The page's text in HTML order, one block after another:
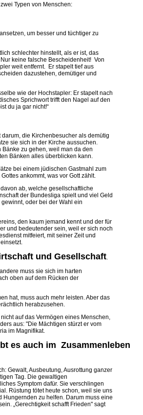
Typen von Menschen:
um besser und tüchtiger zu
schlechter hinstellt, als er ist, das
keine falsche Bescheidenheit! Von
weit entfernt. Er stapelt tief aus
dazustehen, demütiger und
wie der Hochstapler: Er stapelt nach
Sprichwort trifft den Nagel auf den
du ja gar nicht!“
die Kirchenbesucher als demütig
sie sich in der Kirche aussuchen.
zu gehen, weil man da den
Bänken alles überblicken kann.
bei einem jüdischen Gastmahl zum
ankommt, was vor Gott zählt.
ab, welche gesellschaftliche
der Bundesliga spielt und viel Geld
oder bei der Wahl ein
den kaum jemand kennt und der für
und bedeutender sein, weil er sich noch
mitfeiert, mit seiner Zeit und
und Gesellschaft.
muss sie sich im harten
oben auf dem Rücken der
hat, muss auch mehr leisten. Aber das
herabzusehen.
auf das Vermögen eines Menschen,
aus: "Die Mächtigen stürzt er vom
im Magnifikat.
es auch im Zusammenleben
Gewalt, Ausbeutung, Ausrottung ganzer
Tag. Die gewaltigen
Symptom dafür. Sie verschlingen
Rüstung tötet heute schon, weil sie uns
Hungernden zu helfen. Darum muss eine
„Gerechtigkeit schafft Frieden" sagt